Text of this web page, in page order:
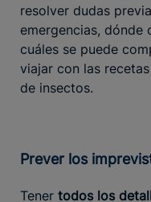
resolver dudas
emergencias, dónde
cuáles se puede
viajar con las
de insectos.
Prever los
Tener todos los